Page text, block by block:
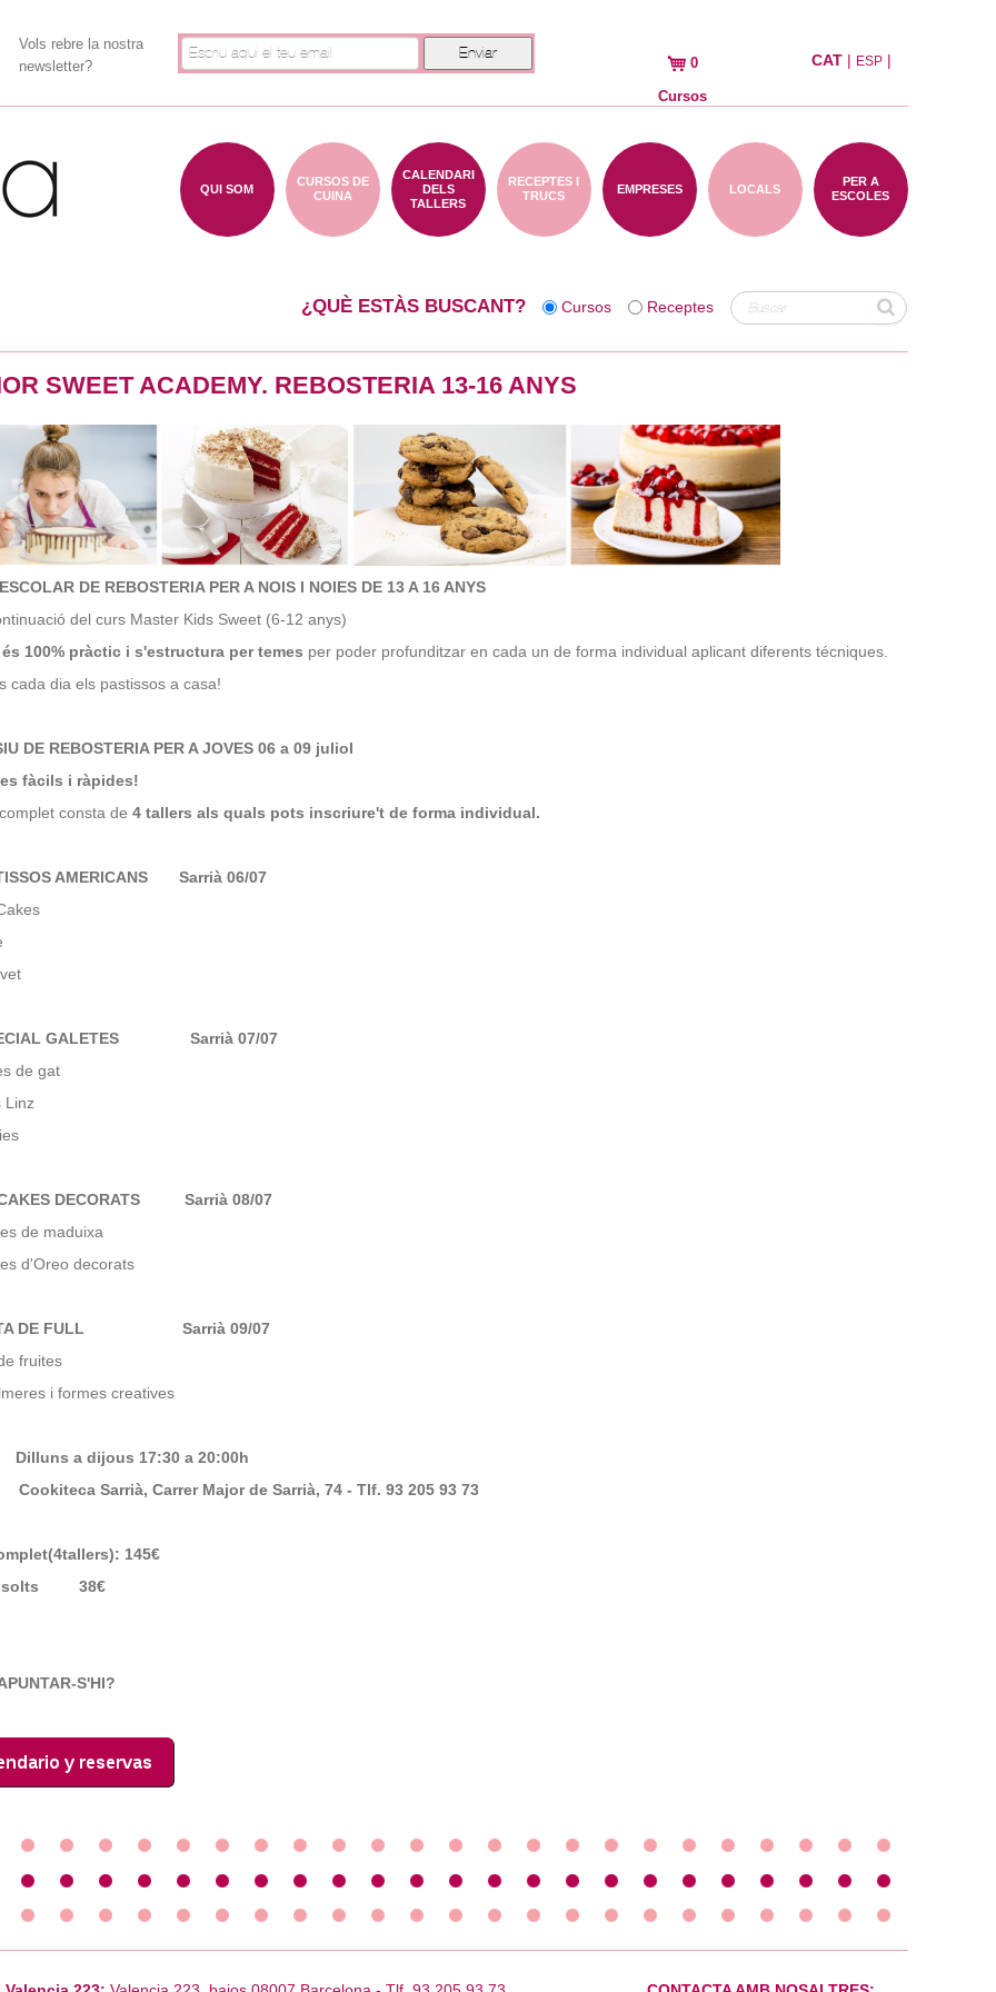
Vols rebre la nostra
newsletter?
0
Cursos
CAT| ESP|
PER A
ESCOLES
LOCALS
EMPRESES
RECEPTES I
TRUCS
CALENDARI
DELS
TALLERS
CURSOS DE
CUINA
QUI SOM
Receptes
Cursos
¿QUÈ ESTÀS BUSCANT?
SWEET ACADEMY. REBOSTERIA 13-16 ANYS
DE REBOSTERIA PER A NOIS I NOIES DE 13 A 16 ANYS
del curs Master Kids Sweet (6-12 anys)
100% pràctic i s'estructura per temes per poder profunditzar en cada un de forma individual aplicant diferents técniques.
cada dia els pastissos a casa!
DE REBOSTERIA PER A JOVES 06 a 09 juliol
fàcils i ràpides!
consta de 4 tallers als quals pots inscriure't de forma individual.
AMERICANS Sarrià 06/07
GALETES Sarrià 07/07
de gat
Linz
DECORATS Sarrià 08/07
de maduixa
d'Oreo decorats
DE FULL
Sarrià 09/07
fruites
i formes creatives
Dilluns a dijous 17:30 a 20:00h
Sarrià, Carrer Major de Sarrià, 74 - Tlf. 93 205 93 73
145€
solts 38€
S'HI?